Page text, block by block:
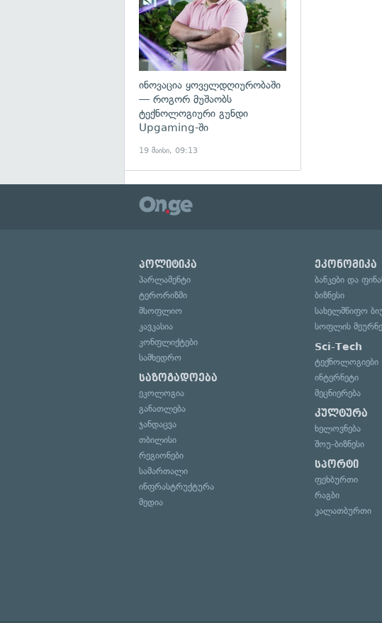
ინოვაცია ყოველდღიურობაში
— როგორ მუშაობს
ტექნოლოგიური გუნდი
Upgaming-ში
19 მაისი, 09:13
პოლიტიკა
პარლამენტი
ტერორიზმი
მსოფლიო
კავკასია
კონფლიქტები
სამხედრო
საზოგადოება
ეკოლოგია
განათლება
ჯანდაცვა
თბილისი
რეგიონები
სამართალი
ინფრასტრუქტურა
მედია
ეკონომიკა
ბანკები და
ბიზნესი
სახელმწიფო
სოფლის
Sci-Tech
ტექნოლოგიები
ინტერნეტი
მეცნიერება
კულტურა
ხელოვნება
შოუ-ბიზნესი
სპორტი
ფეხბურთი
რაგბი
კალათბურთი